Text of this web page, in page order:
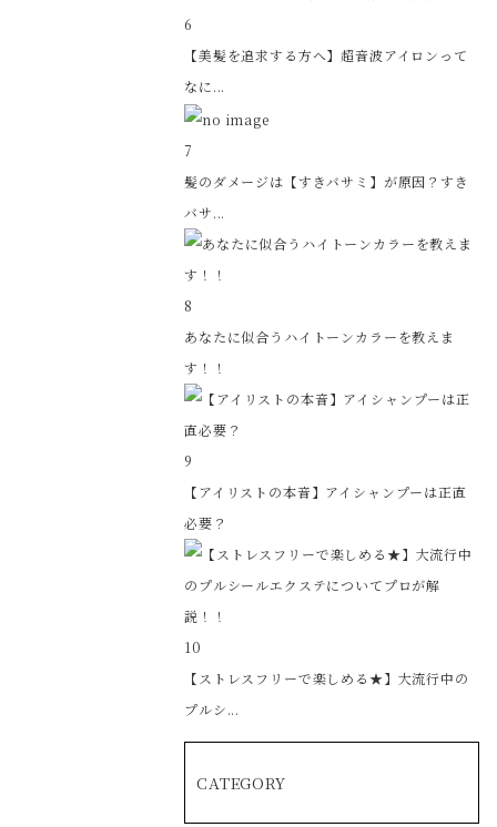
6
【美髪を追求する方へ】超音波アイロンって
なに...
7
髪のダメージは【すきバサミ】が原因？すき
バサ...
8
あなたに似合うハイトーンカラーを教えま
す！！
9
【アイリストの本音】アイシャンプーは正直
必要？
10
【ストレスフリーで楽しめる★】大流行中の
プルシ...
CATEGORY